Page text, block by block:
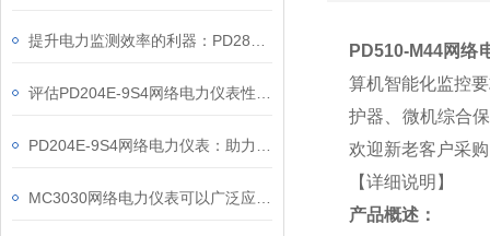
PD510-M44网络
算机智能化监控
护器、微机综合
欢迎新老客户采
【详细说明】
产品概述：